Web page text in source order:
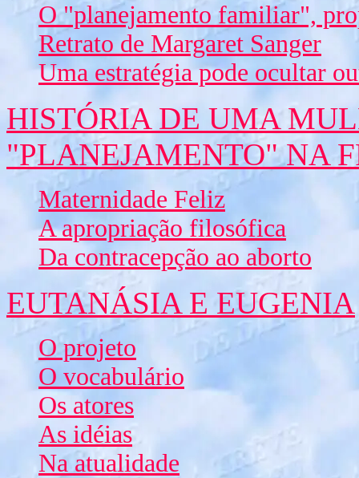
O "planejamento familiar",
Retrato de Margaret Sanger
Uma estratégia pode ocultar
HISTÓRIA DE UMA
"PLANEJAMENTO" NA
Maternidade Feliz
A apropriação filosófica
Da contracepção ao aborto
EUTANÁSIA E EUGENIA
O projeto
O vocabulário
Os atores
As idéias
Na atualidade